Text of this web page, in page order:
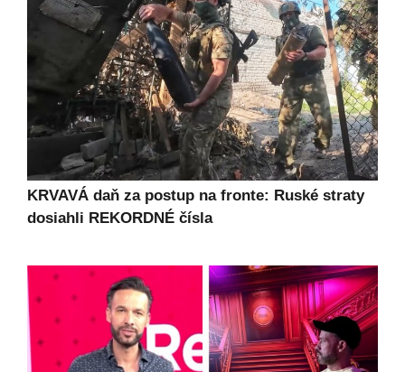
KRVAVÁ daň za postup na fronte: Ruské straty
dosiahli REKORDNÉ čísla